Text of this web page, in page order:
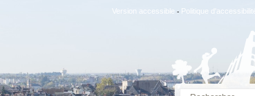
Version accessible - Politique d'accessibilité